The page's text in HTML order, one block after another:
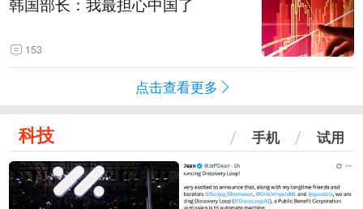
153
点击查看更多
科技 手机 试用